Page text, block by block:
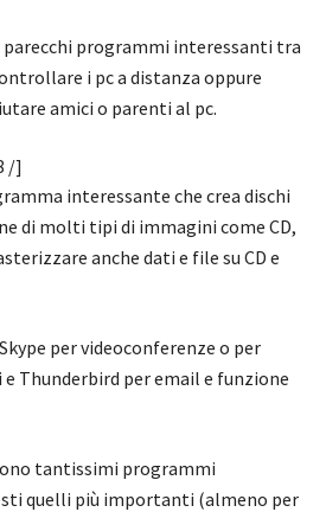
programmi interessanti tra
i pc a distanza oppure
amici o parenti al pc.
/]
interessante che crea dischi
di molti tipi di immagini come CD,
anche dati e file su CD e
per videoconferenze o per
Thunderbird per email e funzione
tantissimi programmi
quelli più importanti (almeno per